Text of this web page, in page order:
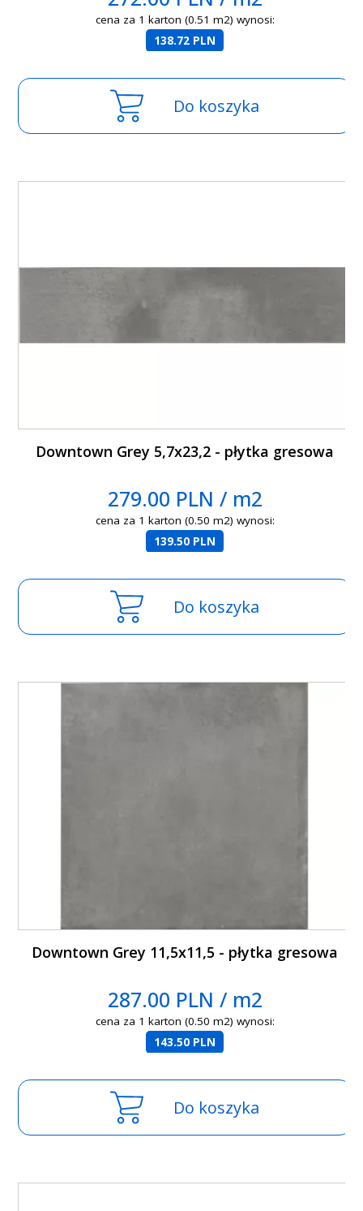
cena za 1 karton (0.51 m2) wynosi:
138.72 PLN
Do koszyka
Downtown Grey 5,7x23,2 - płytka gresowa
279.00 PLN / m2
cena za 1 karton (0.50 m2) wynosi:
139.50 PLN
Do koszyka
Downtown Grey 11,5x11,5 - płytka gresowa
287.00 PLN / m2
cena za 1 karton (0.50 m2) wynosi:
143.50 PLN
Do koszyka